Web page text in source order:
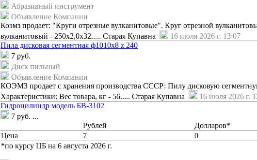
Абразивный инструмент
Объявление Компании
Коэмз продает: "Круги отрезные вулканитовые". Круг отрезной
вулканитовый - 250х2,0х32..... Старая Купавна
16 июля 2026 г. 13:07
Пила дисковая сегментная ф1010х8 z 240
7 руб.
Диск пильный
Объявление Компании
КОЭМЗ продает с хранения производства СССР: Пилу дисковую
Характеристики: Вес товара, кг - 56..... Старая Купавна
16 июля 2026 г.
Гидроцилиндр модель БВ-3102
7 руб. ...
Рублей
Долларов*
Цена
7
0
*по курсу ЦБ на 6 августа 2026 г.